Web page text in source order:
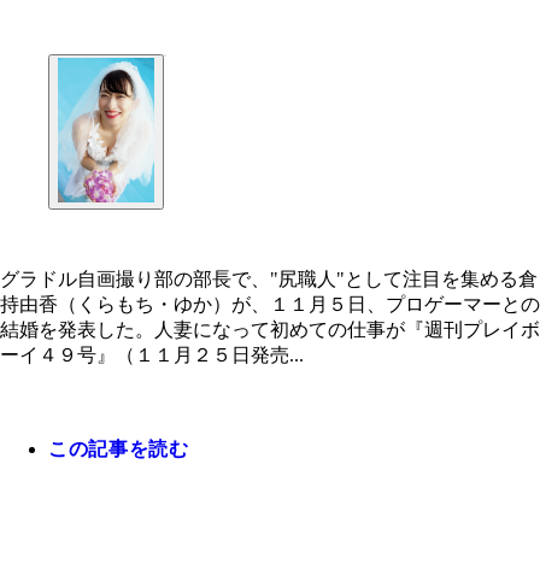
グラドル自画撮り部の部長で、"尻職人"として注目を集める倉
持由香（くらもち・ゆか）が、１１月５日、プロゲーマーとの
結婚を発表した。人妻になって初めての仕事が『週刊プレイボ
ーイ４９号』（１１月２５日発売...
この記事を読む